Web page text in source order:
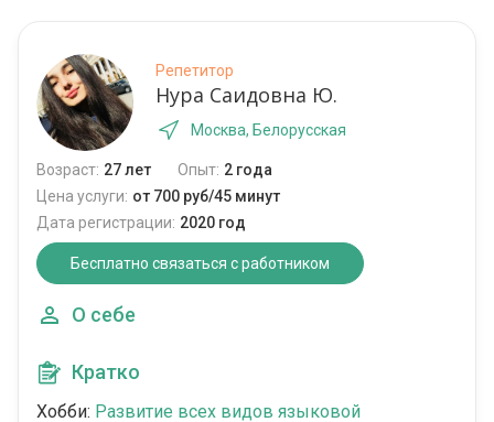
Репетитор
Нура Саидовна Ю.
Москва, Белорусская
Возраст: 27 лет Опыт: 2 года
Цена услуги: от 700 руб/45 минут
Дата регистрации: 2020 год
Бесплатно связаться с работником
О себе
Кратко
Хобби: Развитие всех видов языковой